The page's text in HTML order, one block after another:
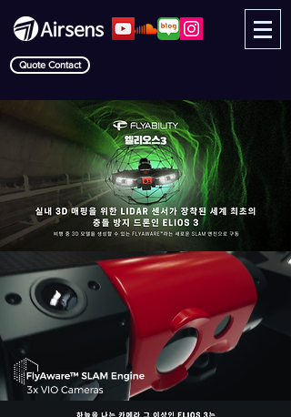
Quote Contact